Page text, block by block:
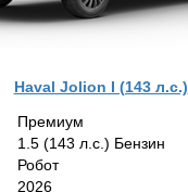
Haval Jolion I (143 л.с.)
Премиум
1.5 (143 л.с.) Бензин
Робот
2026